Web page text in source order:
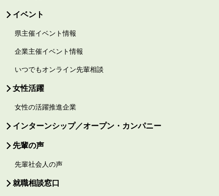
イベント
県主催イベント情報
企業主催イベント情報
いつでもオンライン先輩相談
女性活躍
女性の活躍推進企業
インターンシップ／オープン・カンパニー
先輩の声
先輩社会人の声
就職相談窓口